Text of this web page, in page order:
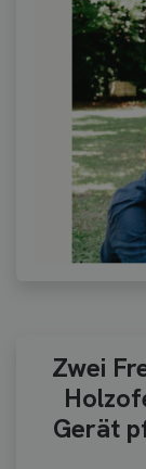
Zwei
Gerät